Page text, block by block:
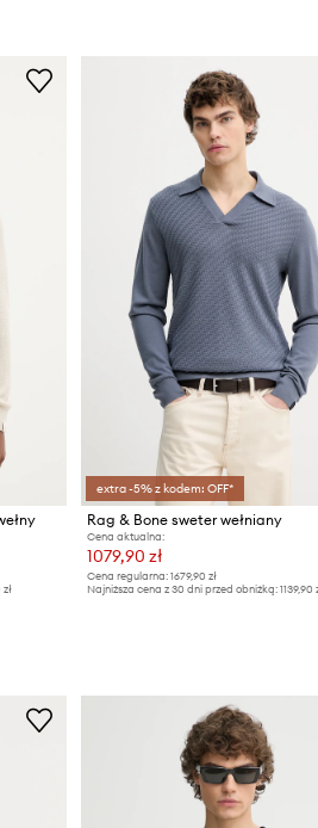
zł
extra -5% z kodem: OFF*
Rag & Bone sweter wełniany
Cena aktualna:
1079,90 zł
Cena regularna: 1679,90 zł
Najniższa cena z 30 dni przed obniżką: 1139,90